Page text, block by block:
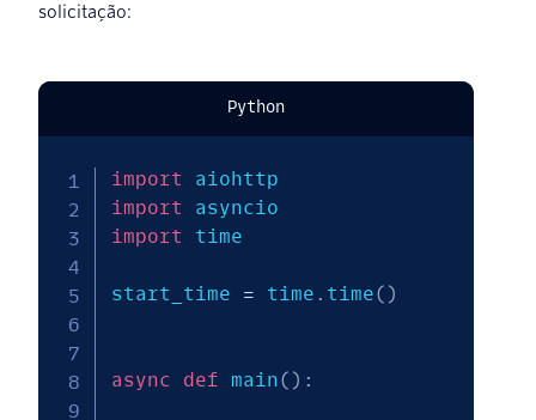
solicitação:
Python
import
import
import time
start_time = time . time( )
async def main( ) :